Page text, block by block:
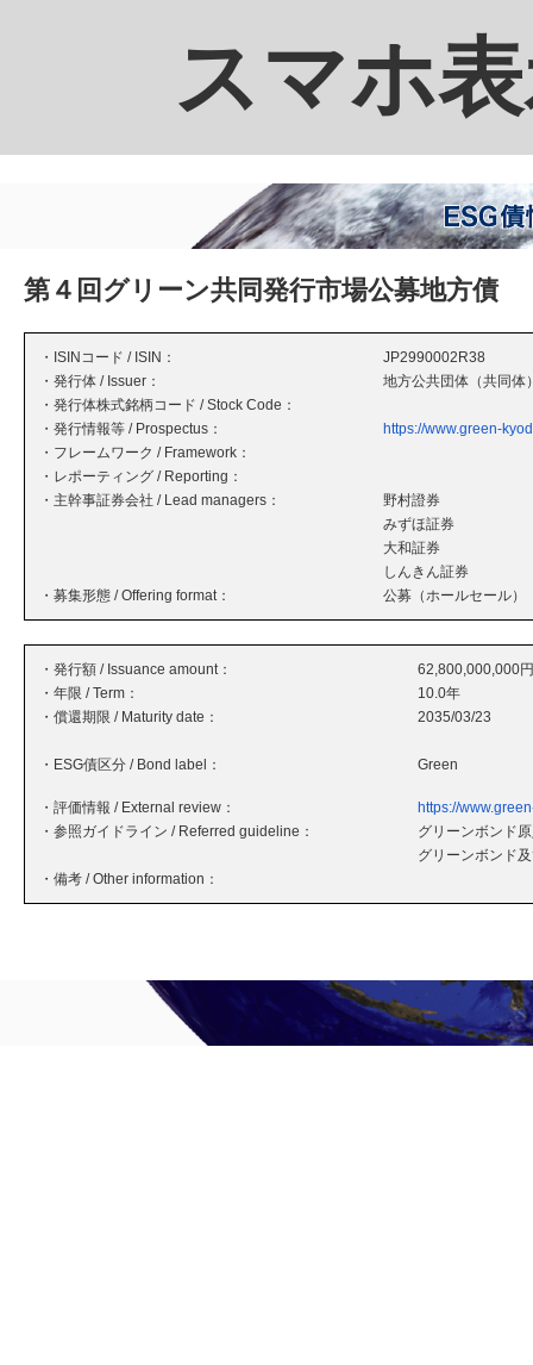
スマホ
第４回グリーン共同発行市場公募地方債
・ISINコード / ISIN：
JP2990002R38
・発行体 / Issuer：
地方公共団体（共同体
・発行体株式銘柄コード / Stock Code：
・発行情報等 / Prospectus：
https://www.green-
・フレームワーク / Framework：
・レポーティング / Reporting：
・主幹事証券会社 / Lead managers：
野村證券
みずほ証券
大和証券
しんきん証券
・募集形態 / Offering format：
公募（ホールセール）
・発行額 / Issuance amount：
62,800,000,000円
・年限 / Term：
10.0年
・償還期限 / Maturity date：
2035/03/23
・ESG債区分 / Bond label： Green
・評価情報 / External review：
https://
・参照ガイドライン / Referred guideline：
グリーンボンド
グリーンボンド
・備考 / Other information：